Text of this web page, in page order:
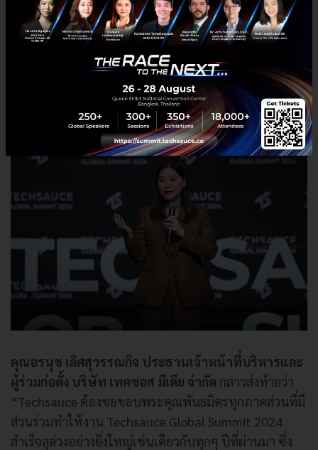
HUMANICA PUBLIC COMPANY LIMITED
On-us Company Limited
Upwind security
คุณอรนุช เลิศสุวรรณกิจ ประธานเจ้าหน้าที่บริหารและ
ผู้ร่วมก่อตั้ง บริษัท เทคซอส มีเดีย จำกัด กล่าวส่งท้ายว่า
“Techsauce ต้องขอขอบพระคุณพันธมิตรทุกภาคส่วนที่มี
ส่วนร่วมทำให้งาน Techsauce Global Summit 2024
สำเร็จลุล่วงอย่างยิ่งใหญ่เช่นเดียวกับทุกๆ ปีที่ผ่านมา ซึ่ง